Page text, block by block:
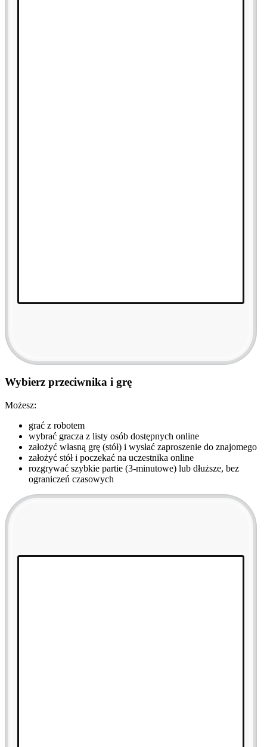
Wybierz przeciwnika i grę
Możesz:
grać z robotem
wybrać gracza z listy osób dostępnych online
założyć własną grę (stół) i wysłać zaproszenie do znajomego
założyć stół i poczekać na uczestnika online
rozgrywać szybkie partie (3-minutowe) lub dłuższe, bez
ograniczeń czasowych